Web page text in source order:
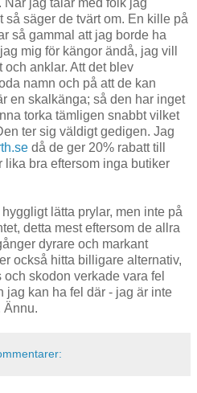
jag talar med folk jag
så säger de tvärt om. En kille på
så gammal att jag borde ha
mig för kängor ändå, jag vill
och anklar. Att det blev
namn och på att de kan
en skalkänga; så den har inget
torka tämligen snabbt vilket
ter sig väldigt gedigen. Jag
då de ger 20% rabatt till
lika bra eftersom inga butiker
lätta prylar, men inte på
detta mest eftersom de allra
dyrare och markant
också hitta billigare alternativ,
skodon verkade vara fel
jag kan ha fel där - jag är inte
Ännu.